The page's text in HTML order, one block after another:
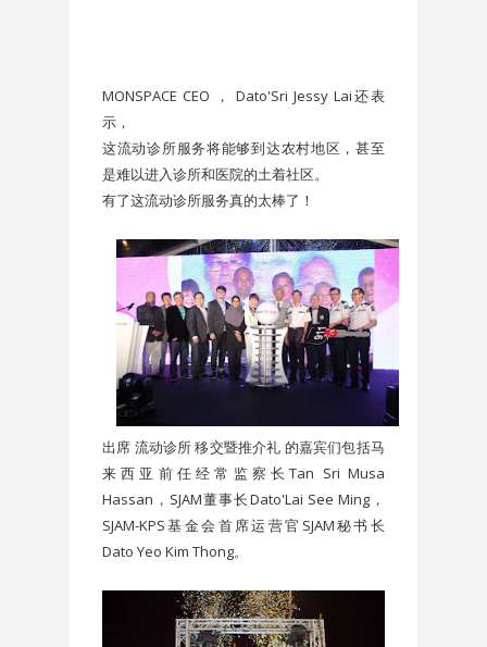
MONSPACE CEO ， Dato'Sri Jessy Lai还表
示，
这流动诊所服务将能够到达农村地区，甚至
是难以进入诊所和医院的土着社区。
有了这流动诊所服务真的太棒了！
出席 流动诊所 移交暨推介礼 的嘉宾们包括马
来西亚前任经常监察长Tan Sri Musa
Hassan，SJAM董事长Dato'Lai See Ming，
SJAM-KPS基金会首席运营官SJAM秘书长
Dato Yeo Kim Thong。